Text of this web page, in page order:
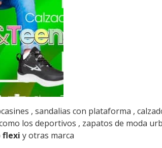
, sandalias con plataforma ,
los deportivos , zapatos de moda
flexi y otras marca